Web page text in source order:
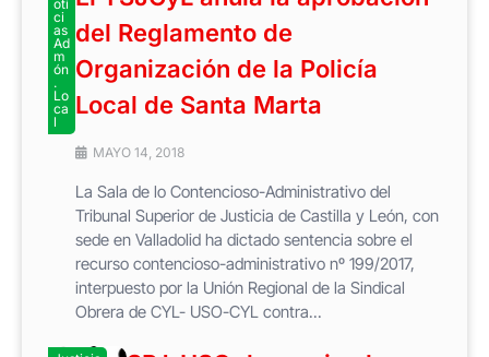
oti
ci
as
Ad
m
ón
.
Lo
ca
l
del Reglamento de
Organización de la Policía
Local de Santa Marta
MAYO 14, 2018
La Sala de lo Contencioso-Administrativo del
Tribunal Superior de Justicia de Castilla y León, con
sede en Valladolid ha dictado sentencia sobre el
recurso contencioso-administrativo nº 199/2017,
interpuesto por la Unión Regional de la Sindical
Obrera de CYL- USO-CYL contra...